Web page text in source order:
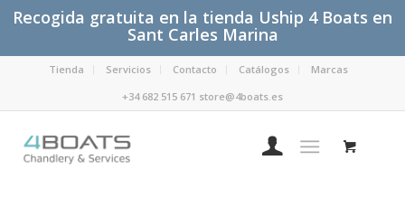
Recogida gratuita en la tienda Uship 4 Boats en
Sant Carles Marina
Tienda Servicios Contacto Catálogos
Marcas
+34 682 515 671 store@4boats.es